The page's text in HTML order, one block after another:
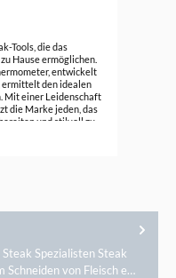
Tools, die das
Hause ermöglichen.
entwickelt
den idealen
Mit einer Leidenschaft
die Marke jeden, das
und stilvoll zu
Spezialisten Steak
Schneiden von Fleisch e…